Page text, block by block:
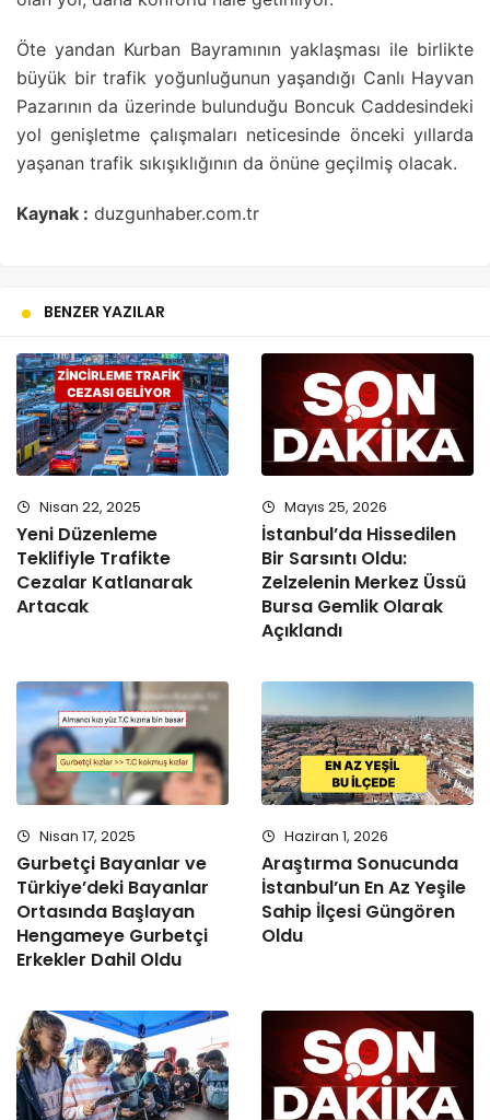
Öte yandan Kurban Bayramının yaklaşması ile birlikte
büyük bir trafik yoğunluğunun yaşandığı Canlı Hayvan
Pazarının da üzerinde bulunduğu Boncuk Caddesindeki
yol genişletme çalışmaları neticesinde önceki yıllarda
yaşanan trafik sıkışıklığının da önüne geçilmiş olacak.
Kaynak : duzgunhaber.com.tr
BENZER YAZILAR
Nisan 22, 2025
Yeni Düzenleme
Teklifiyle Trafikte
Cezalar Katlanarak
Artacak
Mayıs 25, 2026
İstanbul’da Hissedilen
Bir Sarsıntı Oldu:
Zelzelenin Merkez Üssü
Bursa Gemlik Olarak
Açıklandı
Nisan 17, 2025
Gurbetçi Bayanlar ve
Türkiye’deki Bayanlar
Ortasında Başlayan
Hengameye Gurbetçi
Erkekler Dahil Oldu
Haziran 1, 2026
Araştırma Sonucunda
İstanbul’un En Az Yeşile
Sahip İlçesi Güngören
Oldu